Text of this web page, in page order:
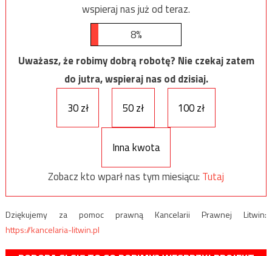
wspieraj nas już od teraz.
8%
Uważasz, że robimy dobrą robotę? Nie czekaj zatem
do jutra, wspieraj nas od dzisiaj.
30 zł
50 zł 100 zł
Inna kwota
Zobacz kto wparł nas tym miesiącu: Tutaj
Dziękujemy za pomoc prawną Kancelarii Prawnej Litwin:
https://kancelaria-litwin.pl